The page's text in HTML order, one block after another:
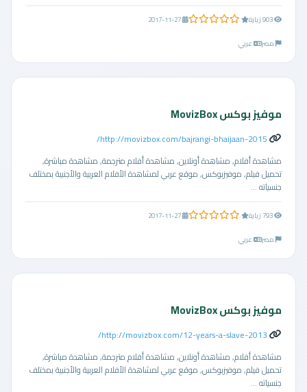
0.0 من 5 نجوم
مصر
عربي
موفيز بوكس MovizBox
http://movizbox.com/bajrangi-bhaijaan-2015/
مشاهدة أفلام, مشاهدة أونلاين, مشاهدة أفلام مترجمة, مشاهدة مباشرة,
تحميل فيلم, موفيزبوكس, موقع عربي لمشاهدة الأفلام العربية والأجنبية بمختلف
جنسياته ...
0.0 من 5 نجوم
مصر
عربي
موفيز بوكس MovizBox
http://movizbox.com/12-years-a-slave-2013/
مشاهدة أفلام, مشاهدة أونلاين, مشاهدة أفلام مترجمة, مشاهدة مباشرة,
تحميل فيلم, موفيزبوكس, موقع عربي لمشاهدة الأفلام العربية والأجنبية بمختلف
جنسياته ...